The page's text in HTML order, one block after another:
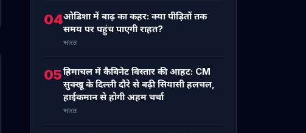
04ओडिशा में बाढ़ का कहर: क्या पीड़ितों तक
समय पर पहुंच पाएगी राहत?
भारत
05हिमाचल में कैबिनेट विस्तार की आहट: CM
सुक्खू के दिल्ली दौरे से बढ़ी सियासी हलचल,
हाईकमान से होगी अहम चर्चा
भारत